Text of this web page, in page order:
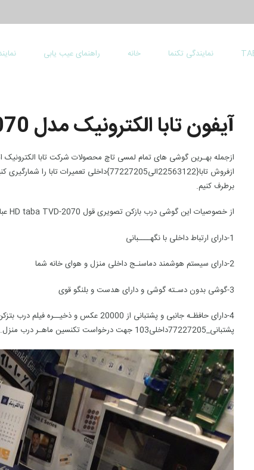
نمایندگی تکنما خانه راهنمای عیب یابی
آیفون تابا الکترونیک مدل 2070
ازجمله بهـرین گوشی های تمام لمسی تاچ محصولات شرکت تابا
برطرف کنیم.
از خصوصیات این گوشی درب بازکن تصویری قول HD taba TVD-2070 عبارتنداز:
1-دارای ارتباط داخلی با نگهــــبانی
2-دارای سیستم هوشمند دماسنـج داخلی منزل و هوای خانه شما
3-گوشی بدون دسـته گوشی و دارای هدست و بلنگو قوی
4-دارای حافظـه جانبی و پشتبانی از 20000
پشتبانی_77227205داخلی103 جهت درخواست تکنسین ماهـر درب منزل.